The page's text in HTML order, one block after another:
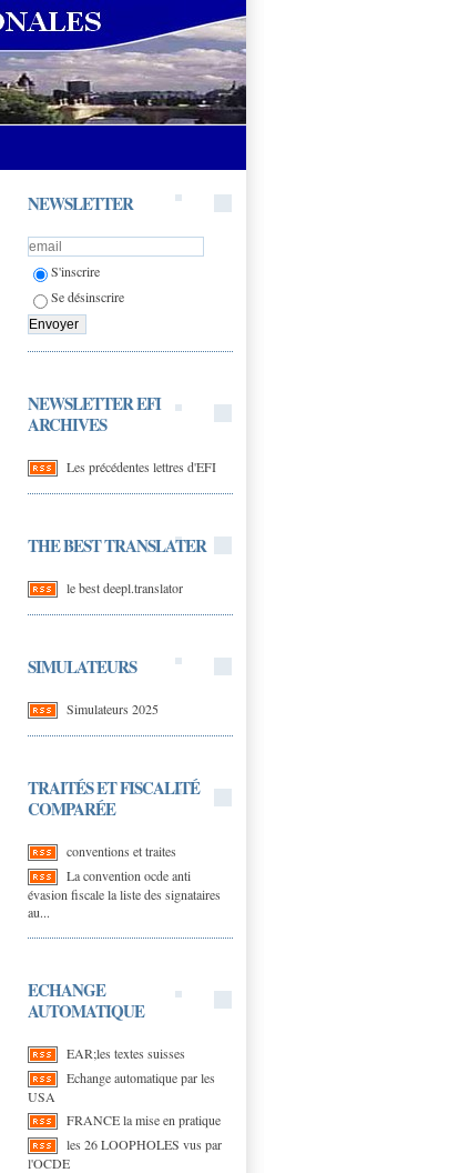
NEWSLETTER
S'inscrire
Se désinscrire
NEWSLETTER EFI
ARCHIVES
Les précédentes lettres d'EFI
THE BEST TRANSLATER
le best deepl.translator
SIMULATEURS
Simulateurs 2025
TRAITÉS ET FISCALITÉ
COMPARÉE
conventions et traites
La convention ocde anti
évasion fiscale la liste des signataires
au...
ECHANGE
AUTOMATIQUE
EAR;les textes suisses
Echange automatique par les
USA
FRANCE la mise en pratique
les 26 LOOPHOLES vus par
l'OCDE